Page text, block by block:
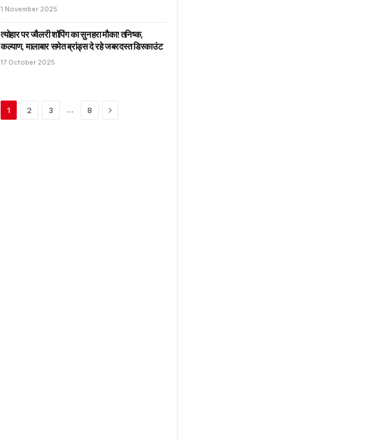
1 November 2025
त्योहार पर ज्वैलरी शॉपिंग का सुनहरा मौका! तनिष्क,
कल्याण, मालाबार समेत ब्रांड्स दे रहे जबरदस्त डिस्काउंट
17 October 2025
1 2 3 … 8 Next